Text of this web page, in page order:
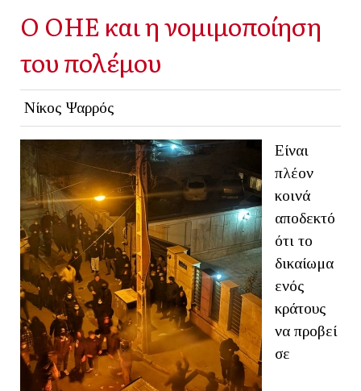
Ο ΟΗΕ και η νομιμοποίηση
του πολέμου
Νίκος Ψαρρός
Είναι
πλέον
κοινά
αποδεκτό
ότι το
δικαίωμα
ενός
κράτους
να προβεί
σε